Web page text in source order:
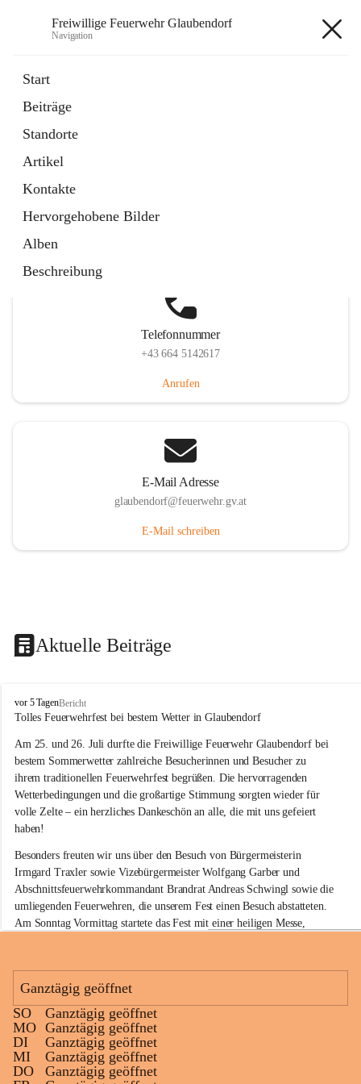
Freiwillige Feuerwehr Glaubendorf
Navigation
Start
Beiträge
Standorte
Artikel
Kontakte
Hervorgehobene Bilder
Alben
Beschreibung
Telefonnummer
+43 664 5142617
Anrufen
E-Mail Adresse
glaubendorf@feuerwehr.gv.at
E-Mail schreiben
Aktuelle Beiträge
F
r
i
w
i
l
i
g
e
F
e
u
e
r
w
G
l
a
u
b
e
n
vor 5 TagenBericht
Tolles Feuerwehrfest bei bestem Wetter in Glaubendorf
Am 25. und 26. Juli durfte die Freiwillige Feuerwehr Glaubendorf bei
bestem Sommerwetter zahlreiche Besucherinnen und Besucher zu
ihrem traditionellen Feuerwehrfest begrüßen. Die hervorragenden
Wetterbedingungen und die großartige Stimmung sorgten wieder für
volle Zelte – ein herzliches Dankeschön an alle, die mit uns gefeiert
haben!
Besonders freuten wir uns über den Besuch von Bürgermeisterin
Irmgard Traxler sowie Vizebürgermeister Wolfgang Garber und
Abschnittsfeuerwehrkommandant Brandrat Andreas Schwingl sowie die
umliegenden Feuerwehren, die unserem Fest einen Besuch abstatteten.
Am Sonntag Vormittag startete das Fest mit einer heiligen Messe,
Musikverein Rußbach, der mit seinem Frühschoppenkonzert beste
Eine Hüpfburg sowie verschiedene Spiele sorgten für jede Menge Spaß
und Unterhaltung.
Kulinarisch war ebenfalls für jeden Geschmack etwas dabei. Neben
köstlichen Grillspezialitäten am gesamten Wochenende standen am
Ganztägig geöffnet
SO
Ganztägig geöffnet
MO Ganztägig geöffnet
DI
Ganztägig geöffnet
MI
Ganztägig geöffnet
DO
Ganztägig geöffnet